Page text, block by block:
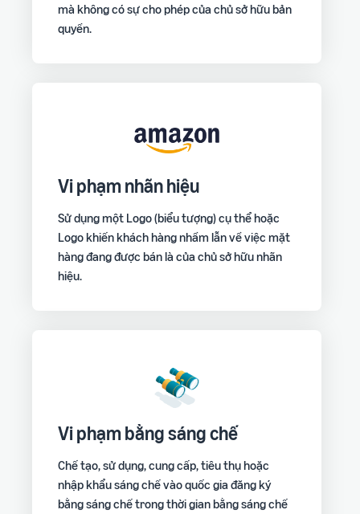
mà không có sự cho phép của chủ sở hữu bản
quyền.
Vi phạm nhãn hiệu
Sử dụng một Logo (biểu tượng) cụ thể hoặc
Logo khiến khách hàng nhầm lẫn về việc mặt
hàng đang được bán là của chủ sở hữu nhãn
hiệu.
Vi phạm bằng sáng chế
Chế tạo, sử dụng, cung cấp, tiêu thụ hoặc
nhập khẩu sáng chế vào quốc gia đăng ký
bằng sáng chế trong thời gian bằng sáng chế